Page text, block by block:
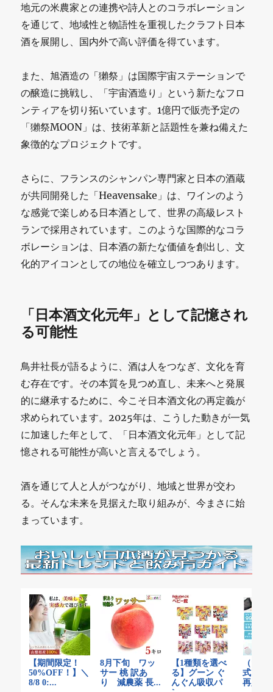
地元の米農家との連携や詩人とのコラボレーション
を通じて、地域性と物語性を重視したクラフト日本
酒を展開し、国内外で高い評価を得ています。
また、旭酒造の「獺祭」は国際宇宙ステーションで
の醸造に挑戦し、「宇宙酒造り」という新たなフロ
ンティアを切り拓いています。1億円で販売予定の
「獺祭MOON」は、技術革新と話題性を兼ね備えた
象徴的なプロジェクトです。
さらに、フランスのシャンパン専門家と日本の酒蔵
が共同開発した「Heavensake」は、ワインのよう
な感覚で楽しめる日本酒として、世界の高級レスト
ランで採用されています。このような国際的なコラ
ボレーションは、日本酒の新たな価値を創出し、文
化的アイコンとしての地位を確立しつつあります。
「日本酒文化元年」として記憶され
る可能性
鳥井社長が語るように、酒は人をつなぎ、文化を育
む存在です。その本質を見つめ直し、未来へと発展
的に継承するために、今こそ日本酒文化の再定義が
求められています。2025年は、こうした動きが一気
に加速した年として、「日本酒文化元年」として記
憶される可能性が高いと言えるでしょう。
酒を通じて人と人がつながり、地域と世界が交わ
る。そんな未来を見据えた取り組みが、今まさに始
まっています。